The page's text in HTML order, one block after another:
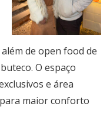
de open food de
O espaço
e área
maior conforto